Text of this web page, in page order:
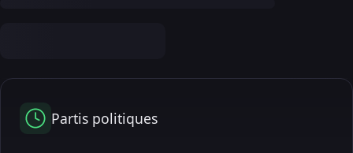
Partis politiques